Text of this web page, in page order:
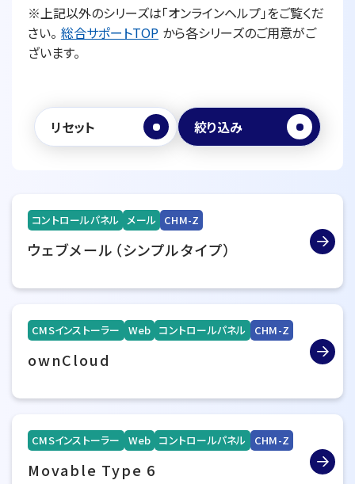
※上記以外のシリーズは「オンラインヘルプ」をご覧くだ
さい。 総合サポートTOP から各シリーズのご用意がご
ざいます。
リセット 絞り込み
コントロールパネル メール CHM-Z
ウェブメール（シンプルタイプ）
CMSインストーラー Web コントロールパネル CHM-Z
ownCloud
CMSインストーラー Web コントロールパネル CHM-Z
Movable Type 6